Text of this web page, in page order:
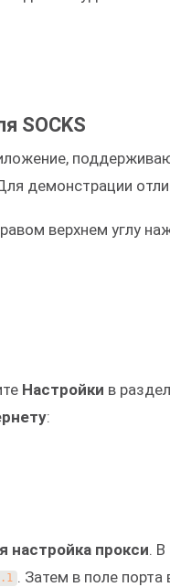
SOCKS
демонстрации
верхнем углу
Настройки в
:
настройка прокси .
. Затем в поле